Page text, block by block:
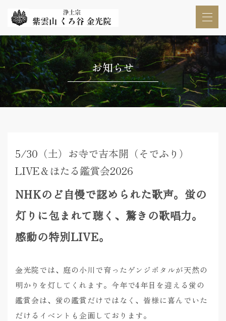
お知らせ
5/30（土）お寺で吉本開（そでふり）
LIVE＆ほたる鑑賞会2026
NHKのど自慢で認められた歌声。蛍の
灯りに包まれて聴く、驚きの歌唱力。
感動の特別LIVE。
金光院では、庭の小川で育ったゲンジボタルが天然の
明かりを灯してくれます。今年で4年目を迎える蛍の
鑑賞会は、蛍の鑑賞だけではなく、皆様に喜んでいた
だけるイベントも企画しております。